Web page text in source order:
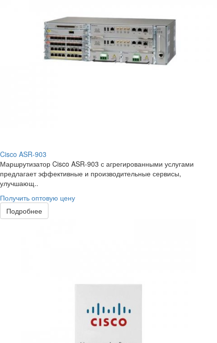
Cisco ASR-903
Маршрутизатор Cisco ASR-903 с агрегированными услугами
предлагает эффективные и производительные сервисы,
улучшающ..
Получить оптовую цену
Подробнее